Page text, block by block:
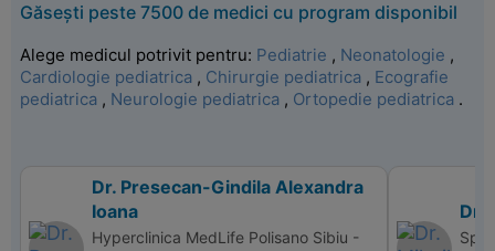
Găsești peste 7500 de medici cu program disponibil
Alege medicul potrivit pentru: Pediatrie , Neonatologie ,
Cardiologie pediatrica , Chirurgie pediatrica , Ecografie
pediatrica , Neurologie pediatrica , Ortopedie pediatrica .
Dr. Presecan-Gindila Alexandra
Ioana
Hyperclinica MedLife Polisano Sibiu -
Dr.